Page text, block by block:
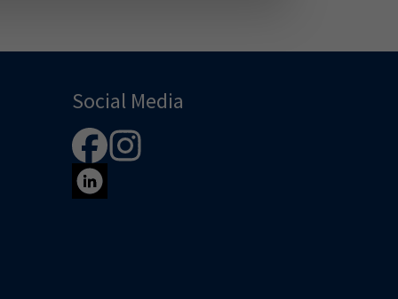
Social Media